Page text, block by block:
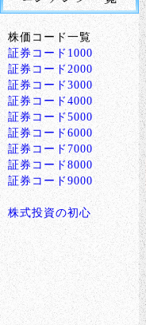
株価コード一覧
証券コード1000
証券コード2000
証券コード3000
証券コード4000
証券コード5000
証券コード6000
証券コード7000
証券コード8000
証券コード9000
株式投資の初心